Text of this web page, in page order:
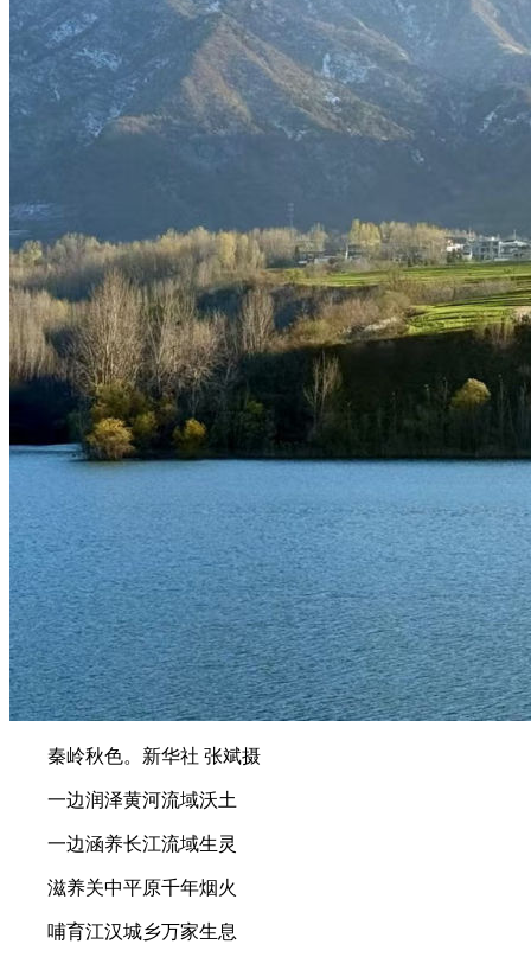
秦岭秋色。新华社 张斌摄
一边润泽黄河流域沃土
一边涵养长江流域生灵
滋养关中平原千年烟火
哺育江汉城乡万家生息